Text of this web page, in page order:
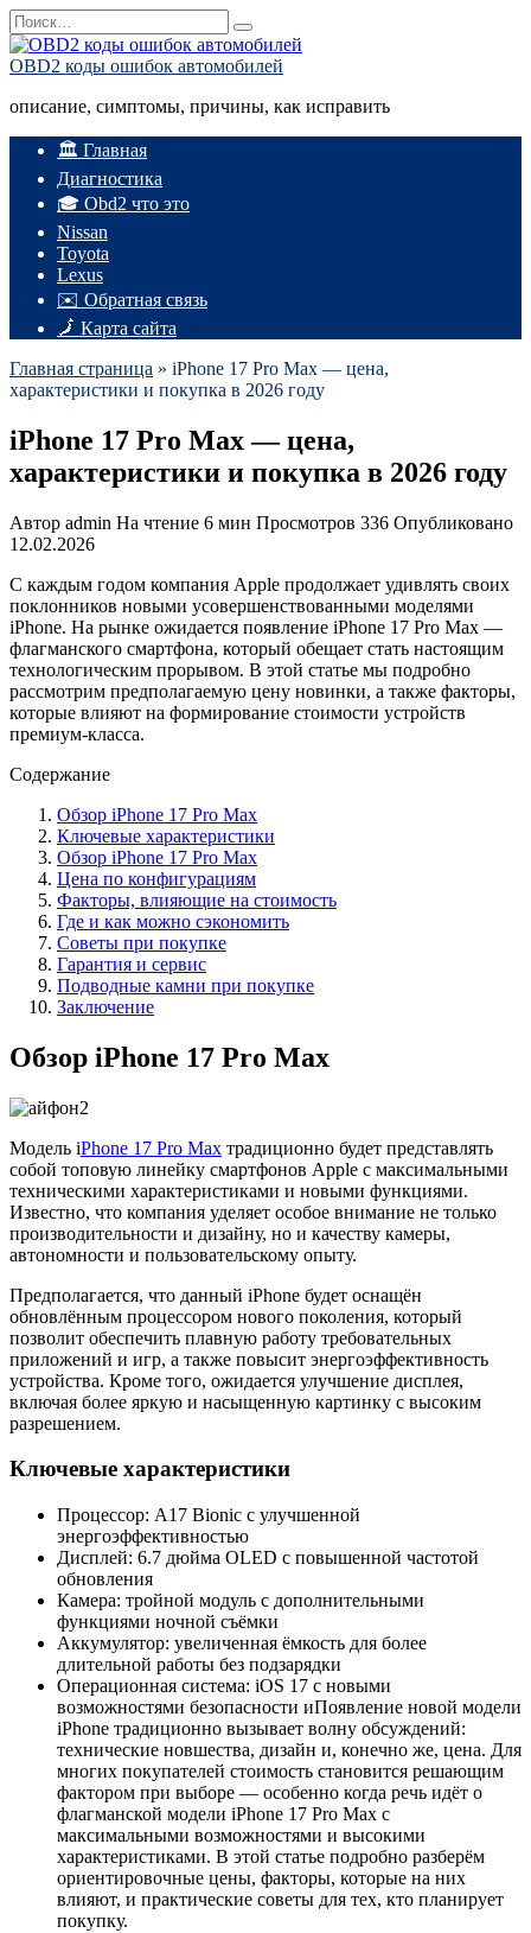
Перейти
к
содержанию
Search
for:
OBD2 коды ошибок автомобилей
описание, симптомы, причины, как исправить
🏛️ Главная
Диагностика
🎓 Obd2 что это
Nissan
Toyota
Lexus
✉️ Обратная связь
🗾 Карта сайта
Главная страница » iPhone 17 Pro Max — цена,
характеристики и покупка в 2026 году
iPhone 17 Pro Max — цена,
характеристики и покупка в 2026 году
Автор admin На чтение 6 мин Просмотров 336 Опубликовано
12.02.2026
С каждым годом компания Apple продолжает удивлять своих
поклонников новыми усовершенствованными моделями
iPhone. На рынке ожидается появление iPhone 17 Pro Max —
флагманского смартфона, который обещает стать настоящим
технологическим прорывом. В этой статье мы подробно
рассмотрим предполагаемую цену новинки, а также факторы,
которые влияют на формирование стоимости устройств
премиум-класса.
Содержание
Обзор iPhone 17 Pro Max
Ключевые характеристики
Обзор iPhone 17 Pro Max
Цена по конфигурациям
Факторы, влияющие на стоимость
Где и как можно сэкономить
Советы при покупке
Гарантия и сервис
Подводные камни при покупке
Заключение
Обзор iPhone 17 Pro Max
Модель iPhone 17 Pro Max традиционно будет представлять
собой топовую линейку смартфонов Apple с максимальными
техническими характеристиками и новыми функциями.
Известно, что компания уделяет особое внимание не только
производительности и дизайну, но и качеству камеры,
автономности и пользовательскому опыту.
Предполагается, что данный iPhone будет оснащён
обновлённым процессором нового поколения, который
позволит обеспечить плавную работу требовательных
приложений и игр, а также повысит энергоэффективность
устройства. Кроме того, ожидается улучшение дисплея,
включая более яркую и насыщенную картинку с высоким
разрешением.
Ключевые характеристики
Процессор: A17 Bionic с улучшенной
энергоэффективностью
Дисплей: 6.7 дюйма OLED с повышенной частотой
обновления
Камера: тройной модуль с дополнительными
функциями ночной съёмки
Аккумулятор: увеличенная ёмкость для более
длительной работы без подзарядки
Операционная система: iOS 17 с новыми
возможностями безопасности иПоявление новой модели
iPhone традиционно вызывает волну обсуждений:
технические новшества, дизайн и, конечно же, цена. Для
многих покупателей стоимость становится решающим
фактором при выборе — особенно когда речь идёт о
флагманской модели iPhone 17 Pro Max с
максимальными возможностями и высокими
характеристиками. В этой статье подробно разберём
ориентировочные цены, факторы, которые на них
влияют, и практические советы для тех, кто планирует
покупку.